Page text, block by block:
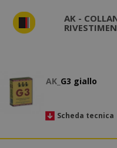
AK -
AK_ G3 giallo
Scheda tecnica